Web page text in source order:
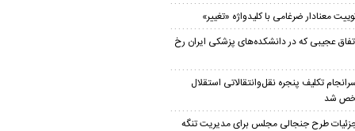
معنادار ضرغامی با کلیدواژه «تغییر»
عجیبی که در دانشکده‌های پزشکی ایران رخ
تکلیف پنجره نقل‌وانتقالاتی استقلال
شد
طرح جنجالی مجلس برای مدیریت تنگه